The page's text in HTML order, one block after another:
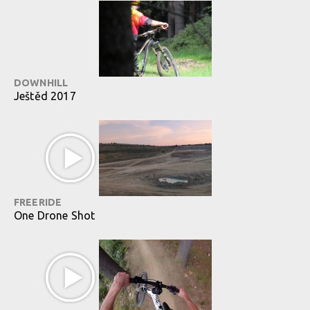
DOWNHILL
Ještěd 2017
FREERIDE
One Drone Shot